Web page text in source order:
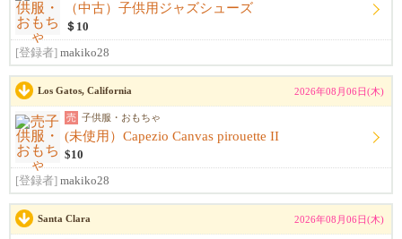
（中古）子供用ジャズシューズ
＄10
[登録者] makiko28
Los Gatos, California 2026年08月06日(木)
売 子供服・おもちゃ
(未使用）Capezio Canvas pirouette II
$10
[登録者] makiko28
Santa Clara 2026年08月06日(木)